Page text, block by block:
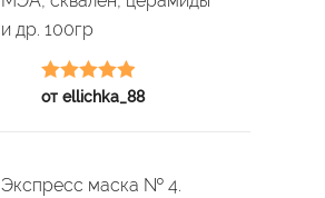
и др. 100гр
Оценка5из
от ellichka_88
Экспресс маска № 4.